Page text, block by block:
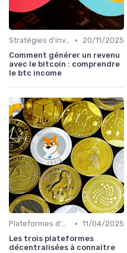
Stratégies d'investissement •
20/11/2025
Comment générer un revenu
avec le bitcoin : comprendre
le btc income
Plateformes d'échange et portefeuilles • 11/04/2025
Les trois plateformes
décentralisées à connaître